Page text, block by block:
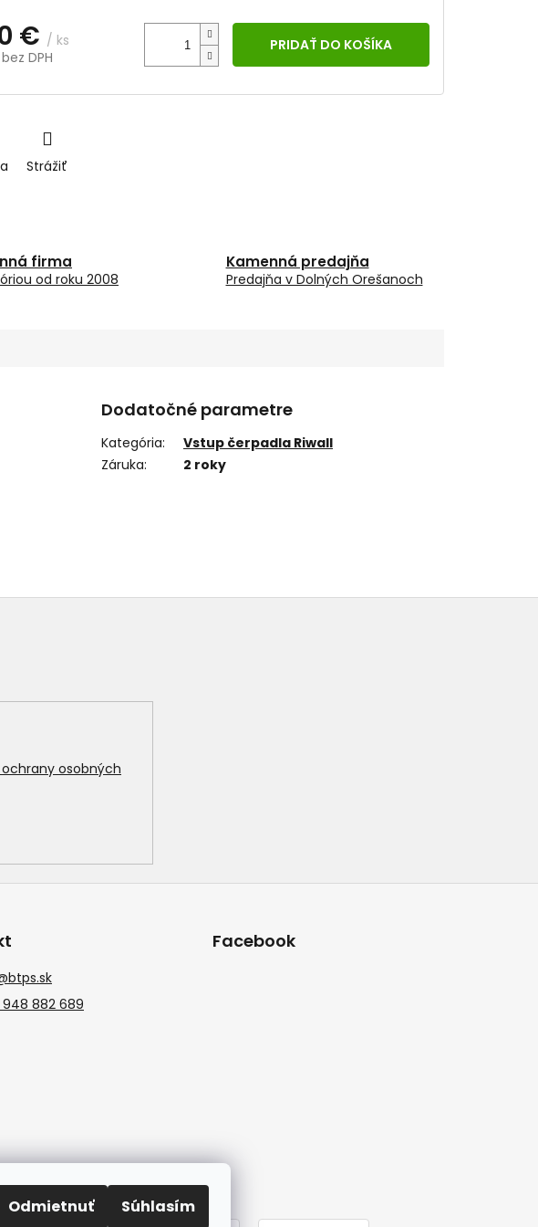
Odmietnuť Súhlasím
€ / ks
DPH
PRIDAŤ DO KOŠÍKA
Strážiť
firma
od roku 2008
Kamenná predajňa
Predajňa v Dolných Orešanoch
Dodatočné parametre
Kategória:
Vstup čerpadla Riwall
Záruka: 2 roky
osobných
btps.sk
948 882 689
Facebook